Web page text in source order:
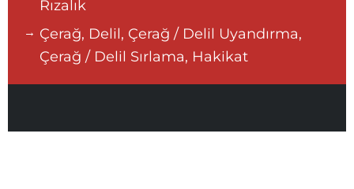
Rızalık
Çerağ, Delil, Çerağ / Delil Uyandırma,
Çerağ / Delil Sırlama, Hakikat